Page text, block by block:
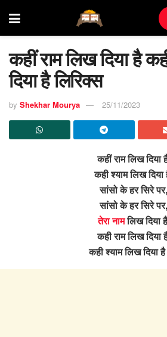
कहीं राम लिख दिया है
दिया है लिरिक्स
by Shekhar Mourya 25/11/2023
कहीं राम लिख दिया
कही श्याम लिख दिया
सांसो के हर सिरे पर,
सांसो के हर सिरे पर,
तेरा नामलिख दिया
कही राम लिख दिया
कही श्याम लिख दिया